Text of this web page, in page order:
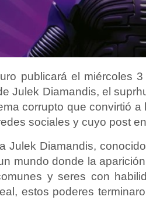
publicará el miércoles
Julek Diamandis, el
corrupto que convirtió
sociales y cuyo post
Julek Diamandis,
mundo donde la
y seres con
estos poderes